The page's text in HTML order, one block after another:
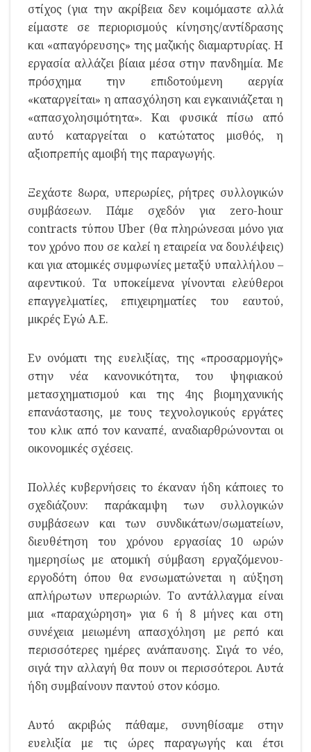
στίχος (για την ακρίβεια δεν κοιμόμαστε αλλά
είμαστε σε περιορισμούς κίνησης/αντίδρασης
και «απαγόρευσης» της μαζικής διαμαρτυρίας. Η
εργασία αλλάζει βίαια μέσα στην πανδημία. Με
πρόσχημα την επιδοτούμενη αεργία
«καταργείται» η απασχόληση και εγκαινιάζεται η
«απασχολησιμότητα». Και φυσικά πίσω από
αυτό καταργείται ο κατώτατος μισθός, η
αξιοπρεπής αμοιβή της παραγωγής.
Ξεχάστε 8ωρα, υπερωρίες, ρήτρες συλλογικών
συμβάσεων. Πάμε σχεδόν για zero-hour
contracts τύπου Uber (θα πληρώνεσαι μόνο για
τον χρόνο που σε καλεί η εταιρεία να δουλέψεις)
και για ατομικές συμφωνίες μεταξύ υπαλλήλου –
αφεντικού. Τα υποκείμενα γίνονται ελεύθεροι
επαγγελματίες, επιχειρηματίες του εαυτού,
μικρές Εγώ Α.Ε.
Εν ονόματι της ευελιξίας, της «προσαρμογής»
στην νέα κανονικότητα, του ψηφιακού
μετασχηματισμού και της 4ης βιομηχανικής
επανάστασης, με τους τεχνολογικούς εργάτες
του κλικ από τον καναπέ, αναδιαρθρώνονται οι
οικονομικές σχέσεις.
Πολλές κυβερνήσεις το έκαναν ήδη κάποιες το
σχεδιάζουν: παράκαμψη των συλλογικών
συμβάσεων και των συνδικάτων/σωματείων,
διευθέτηση του χρόνου εργασίας 10 ωρών
ημερησίως με ατομική σύμβαση εργαζόμενου-
εργοδότη όπου θα ενσωματώνεται η αύξηση
απλήρωτων υπερωριών. Το αντάλλαγμα είναι
μια «παραχώρηση» για 6 ή 8 μήνες και στη
συνέχεια μειωμένη απασχόληση με ρεπό και
περισσότερες ημέρες ανάπαυσης. Σιγά το νέο,
σιγά την αλλαγή θα πουν οι περισσότεροι. Αυτά
ήδη συμβαίνουν παντού στον κόσμο.
Αυτό ακριβώς πάθαμε, συνηθίσαμε στην
ευελιξία με τις ώρες παραγωγής και έτσι